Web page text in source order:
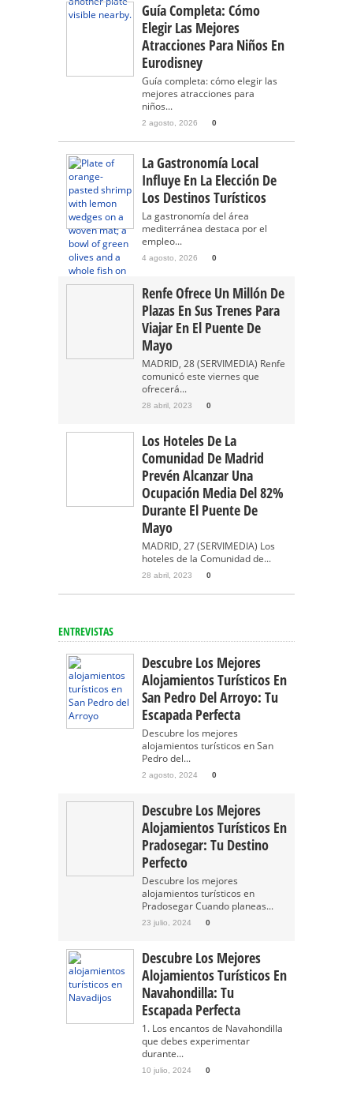
Guía Completa: Cómo
Elegir Las Mejores
Atracciones Para Niños En
Eurodisney
Guía completa: cómo elegir las
mejores atracciones para
niños...
2 agosto, 2026 0
La Gastronomía Local
Influye En La Elección De
Los Destinos Turísticos
La gastronomía del área
mediterránea destaca por el
empleo...
4 agosto, 2026 0
Renfe Ofrece Un Millón De
Plazas En Sus Trenes Para
Viajar En El Puente De
Mayo
MADRID, 28 (SERVIMEDIA) Renfe
comunicó este viernes que
ofrecerá...
28 abril, 2023 0
Los Hoteles De La
Comunidad De Madrid
Prevén Alcanzar Una
Ocupación Media Del 82%
Durante El Puente De
Mayo
MADRID, 27 (SERVIMEDIA) Los
hoteles de la Comunidad de...
28 abril, 2023 0
ENTREVISTAS
Descubre Los Mejores
Alojamientos Turísticos En
San Pedro Del Arroyo: Tu
Escapada Perfecta
Descubre los mejores
alojamientos turísticos en San
Pedro del...
2 agosto, 2024 0
Descubre Los Mejores
Alojamientos Turísticos En
Pradosegar: Tu Destino
Perfecto
Descubre los mejores
alojamientos turísticos en
Pradosegar Cuando planeas...
23 julio, 2024 0
Descubre Los Mejores
Alojamientos Turísticos En
Navahondilla: Tu
Escapada Perfecta
1. Los encantos de Navahondilla
que debes experimentar
durante...
10 julio, 2024 0